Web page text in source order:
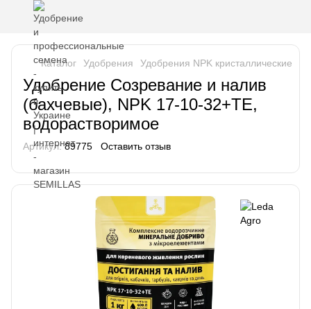
Каталог Удобрения Удобрения NPK кристаллические
Удобрение Созревание и налив
(бахчевые), NPK 17-10-32+ТЕ,
водорастворимое
Артикул:89775 Оставить отзыв